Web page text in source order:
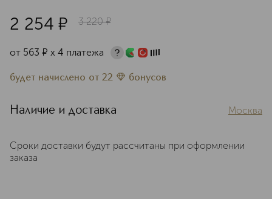
2 254 ¤ 3 220 ¤
от 563 ¤ х 4 платежа
будет начислено от 22 бонусов
Наличие и доставка Москва
Сроки доставки будут рассчитаны при оформлении
заказа